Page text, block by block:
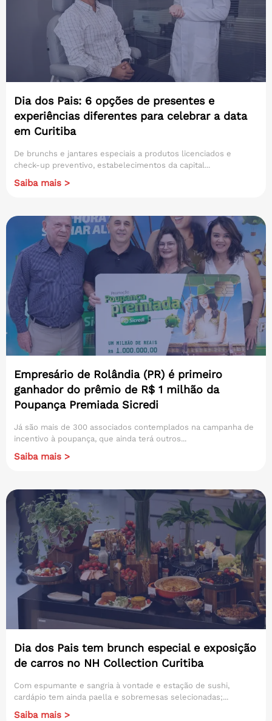
Dia dos Pais: 6 opções de presentes e
experiências diferentes para celebrar a data
em Curitiba
De brunchs e jantares especiais a produtos licenciados e
check-up preventivo, estabelecimentos da capital...
Saiba mais >
Empresário de Rolândia (PR) é primeiro
ganhador do prêmio de R$ 1 milhão da
Poupança Premiada Sicredi
Já são mais de 300 associados contemplados na campanha de
incentivo à poupança, que ainda terá outros...
Saiba mais >
Dia dos Pais tem brunch especial e exposição
de carros no NH Collection Curitiba
Com espumante e sangria à vontade e estação de sushi,
cardápio tem ainda paella e sobremesas selecionadas;...
Saiba mais >